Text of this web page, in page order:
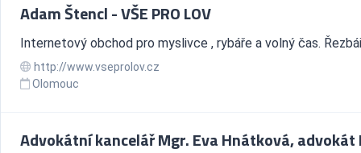
Adam Štencl - VŠE PRO LOV
Internetový obchod pro myslivce , rybáře a volný čas.
http://www.vseprolov.cz
Olomouc
Advokátní kancelář Mgr. Eva Hnátková, advokát